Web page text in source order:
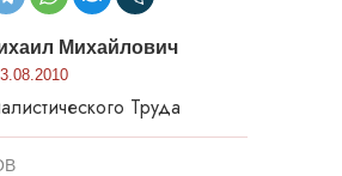
Михайлович
Труда